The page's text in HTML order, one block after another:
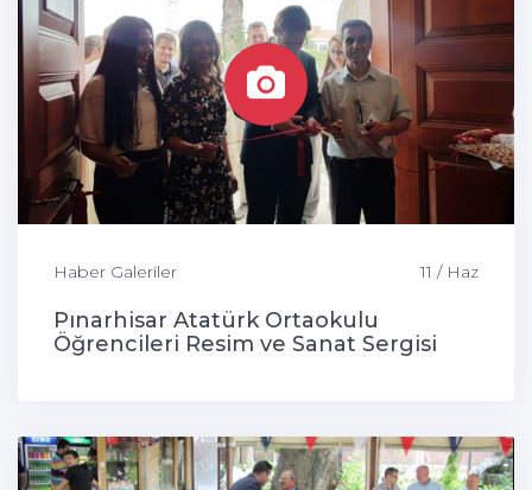
Haber Galeriler 11 / Haz
Pınarhisar Atatürk Ortaokulu
Öğrencileri Resim ve Sanat Sergisi